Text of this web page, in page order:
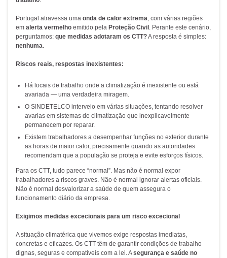
Portugal atravessa uma onda de calor extrema, com várias regiões
em alerta vermelho emitido pela Proteção Civil . Perante este cenário,
perguntamos: que medidas adotaram os CTT?A resposta é simples:
nenhuma.
Riscos reais, respostas inexistentes:
Há locais de trabalho onde a climatização é inexistente ou está
avariada — uma verdadeira miragem.
O SINDETELCO interveio em várias situações, tentando resolver
avarias em sistemas de climatização que inexplicavelmente
permanecem por reparar.
Existem trabalhadores a desempenhar funções no exterior durante
as horas de maior calor, precisamente quando as autoridades
recomendam que a população se proteja e evite esforços físicos.
Para os CTT, tudo parece “normal”. Mas não é normal expor
trabalhadores a riscos graves. Não é normal ignorar alertas oficiais.
Não é normal desvalorizar a saúde de quem assegura o
funcionamento diário da empresa.
Exigimos medidas excecionais para um risco excecional
A situação climatérica que vivemos exige respostas imediatas,
concretas e eficazes. Os CTT têm de garantir condições de trabalho
dignas, seguras e compatíveis com a lei. Asegurança e saúde no